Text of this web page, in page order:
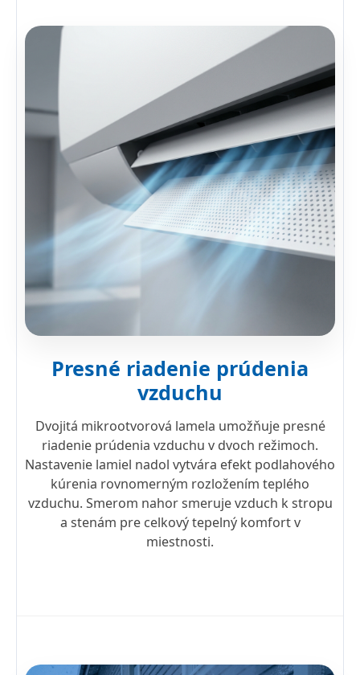
Presné riadenie prúdenia
vzduchu
Dvojitá mikrootvorová lamela umožňuje presné
riadenie prúdenia vzduchu v dvoch režimoch.
Nastavenie lamiel nadol vytvára efekt podlahového
kúrenia rovnomerným rozložením teplého
vzduchu. Smerom nahor smeruje vzduch k stropu
a stenám pre celkový tepelný komfort v
miestnosti.